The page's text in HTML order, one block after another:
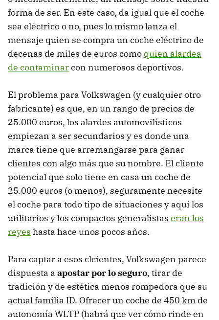
forma de ser. En este caso, da igual que el coche
sea eléctrico o no, pues lo mismo lanza el
mensaje quien se compra un coche eléctrico de
decenas de miles de euros como quien alardea
de contaminarcon numerosos deportivos.
El problema para Volkswagen (y cualquier otro
fabricante) es que, en un rango de precios de
25.000 euros, los alardes automovilísticos
empiezan a ser secundarios y es donde una
marca tiene que arremangarse para ganar
clientes con algo más que su nombre. El cliente
potencial que solo tiene en casa un coche de
25.000 euros (o menos), seguramente necesite
el coche para todo tipo de situaciones y aquí los
utilitarios y los compactos generalistas eran los
reyes hasta hace unos pocos años.
Para captar a esos clcientes, Volkswagen parece
dispuesta a apostar por lo seguro, tirar de
tradición y de estética menos rompedora que su
actual familia ID. Ofrecer un coche de 450 km de
autonomía WLTP (habrá que ver cómo rinde en